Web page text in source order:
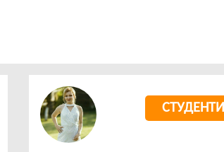
СТУДЕНТИ